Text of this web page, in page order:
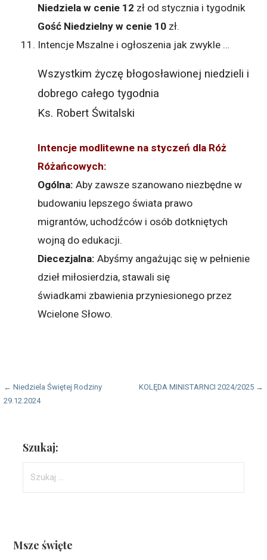
Niedziela w cenie 12 zł od stycznia i tygodnik
Gość Niedzielny w cenie 10 zł.
Intencje Mszalne i ogłoszenia jak zwykle …
Wszystkim życzę błogosławionej niedzieli i
dobrego całego tygodnia
Ks. Robert Świtalski
Intencje modlitewne na styczeń dla Róż
Różańcowych:
Ogólna: Aby zawsze szanowano niezbędne w
budowaniu lepszego świata prawo
migrantów, uchodźców i osób dotkniętych
wojną do edukacji.
Diecezjalna: Abyśmy angażując się w pełnienie
dzieł miłosierdzia, stawali się
świadkami zbawienia przyniesionego przez
Wcielone Słowo.
Nawigacja
← Niedziela Świętej Rodziny
29.12.2024
KOLĘDA MINISTARNCI 2024/2025 →
Szukaj:
Msze święte